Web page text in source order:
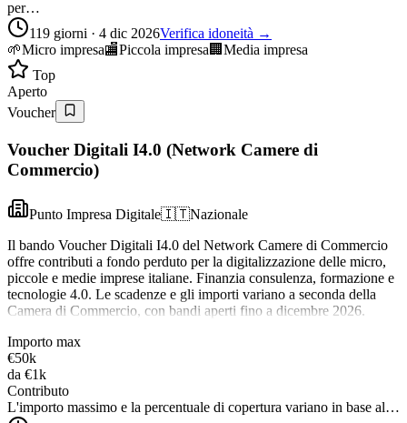
per…
119 giorni · 4 dic 2026Verifica idoneità →
🌱Micro impresa🏬Piccola impresa 🏢 Media impresa
Top
Aperto
Voucher
Voucher Digitali I4.0 (Network Camere di
Commercio)
Punto Impresa Digitale🇮🇹Nazionale
Il bando Voucher Digitali I4.0 del Network Camere di Commercio
offre contributi a fondo perduto per la digitalizzazione delle micro,
piccole e medie imprese italiane. Finanzia consulenza, formazione e
tecnologie 4.0. Le scadenze e gli importi variano a seconda della
Camera di Commercio, con bandi aperti fino a dicembre 2026.
Importo max
€50k
da €1k
Contributo
L'importo massimo e la percentuale di copertura variano in base al…